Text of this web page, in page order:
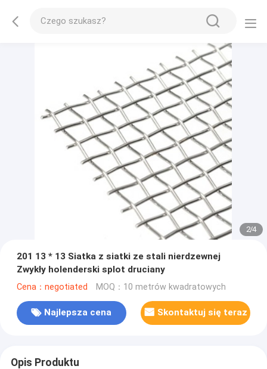
2/4
201 13 * 13 Siatka z siatki ze stali nierdzewnej
Zwykły holenderski splot druciany
Cena：negotiated MOQ：10 metrów kwadratowych
Najlepsza cena Skontaktuj się teraz
Opis Produktu